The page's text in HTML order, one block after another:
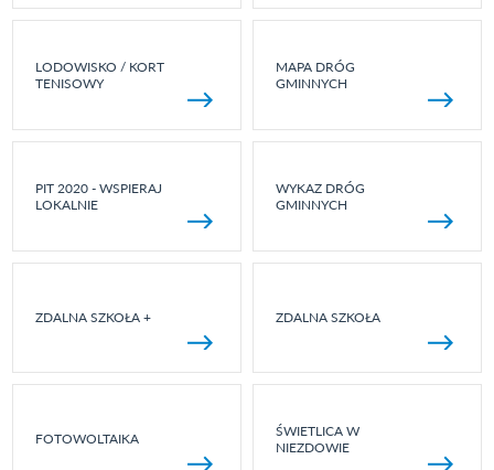
LODOWISKO / KORT
TENISOWY
MAPA DRÓG
GMINNYCH
PIT 2020 - WSPIERAJ
LOKALNIE
WYKAZ DRÓG
GMINNYCH
ZDALNA SZKOŁA + ZDALNA SZKOŁA
FOTOWOLTAIKA
ŚWIETLICA W
NIEZDOWIE